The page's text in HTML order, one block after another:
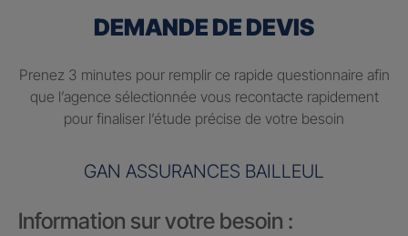
DEMANDE DE DEVIS
Prenez 3 minutes pour remplir ce rapide questionnaire afin
que l’agence sélectionnée vous recontacte rapidement
pour finaliser l’étude précise de votre besoin
GAN ASSURANCES BAILLEUL
Information sur votre besoin :